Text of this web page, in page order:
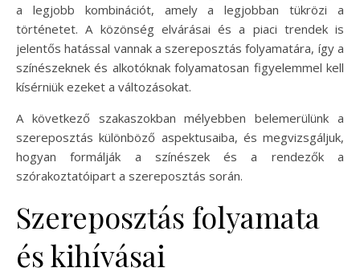
a legjobb kombinációt, amely a legjobban tükrözi a
történetet. A közönség elvárásai és a piaci trendek is
jelentős hatással vannak a szereposztás folyamatára, így a
színészeknek és alkotóknak folyamatosan figyelemmel kell
kísérniük ezeket a változásokat.
A következő szakaszokban mélyebben belemerülünk a
szereposztás különböző aspektusaiba, és megvizsgáljuk,
hogyan formálják a színészek és a rendezők a
szórakoztatóipart a szereposztás során.
Szereposztás folyamata
és kihívásai